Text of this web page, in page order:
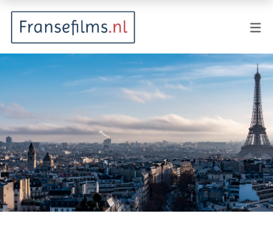
Animatie
Documentaire
Drama
Fantasy
Horror